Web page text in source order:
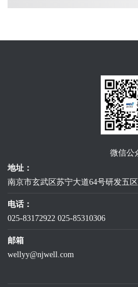
微信公
地址：
南京市玄武区苏宁大道64号研发五
电话：
025-83172922025-85310306
邮箱
wellyy@njwell.com